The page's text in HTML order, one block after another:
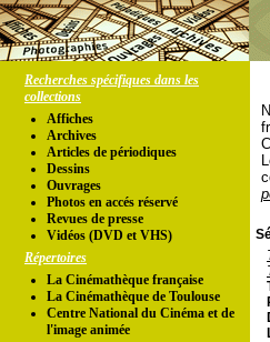
Recherches spécifiques dans les
collections
Affiches
Archives
Articles de périodiques
Dessins
Ouvrages
Photos en accés réservé
Revues de presse
Vidéos (DVD et VHS)
Répertoires
La Cinémathèque française
La Cinémathèque de Toulouse
Centre National du Cinéma et de
l'image animée